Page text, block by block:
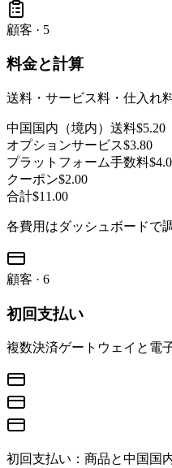
顧客 · 5
料金と計算
送料・サービス料・仕入れ
中国国内（境内）送料$5.20
オプションサービス$3.80
プラットフォーム手数料
クーポン$2.00
合計$11.00
各費用はダッシュボードで
顧客 · 6
初回支払い
複数決済ゲートウェイと電
初回支払い：商品と中国国